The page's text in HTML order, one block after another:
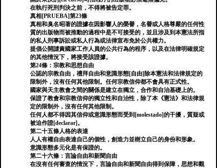
在執行死刑判決之前，不得將被告定罪。
真相[PRUEBA]第23條
真相和臭名昭著的證據在因影響人的榮譽，名譽或人格尊嚴的任何性
質的出版物而被推動的過程中是不可接受的，並且涉及到本憲法所指
的私人刑事訴訟或私人行為或法律宣布免於公共權力。
提倡公開譴責國家工作人員的公共行為的程序，以及在法律明確規定
的其他情況下，將接受該證據。
第24條：宗教和思想自由
公認的宗教自由，禮拜自由和意識形態[自由]除本憲法和法律規定的
限制外，沒有任何其他限制。任何宗教信仰都不會具有正式性。
國家與天主教會之間的關係是建立在獨立，合作和自治基礎上的。
保證了教會和宗教信仰的獨立性和自治性，除了本《憲法》和法律規
定的限制外，沒有任何其他限制。
任何人都不得因其信仰或意識形態而受到[molestado]的干擾，質疑或
被迫作證[declarar]。
第二十五條人格的表達
人人有權自由表達自己的個性，創造力並樹立自己的身份和形象。
意識形態多元化是有保證的。
第二十六條：言論自由和新聞自由
在沒有任何審查的情況下，言論自由和新聞自由得到保障，思想和觀